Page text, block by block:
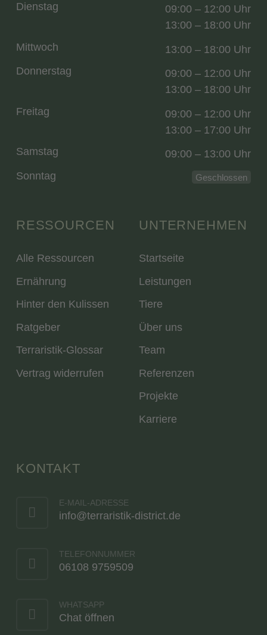
RESSOURCEN
Alle Ressourcen
Ernährung
Hinter den Kulissen
Ratgeber
Terraristik-Glossar
Vertrag widerrufen
UNTERNEHMEN
Startseite
Leistungen
Tiere
Über uns
Team
Referenzen
Projekte
Karriere
KONTAKT
E-MAIL-ADRESSE
info@terraristik-district.de
TELEFONNUMMER
06108 9759509
WHATSAPP
Chat öffnen
Dienstag
09:00 – 12:00 Uhr
13:00 – 18:00 Uhr
Mittwoch
13:00 – 18:00 Uhr
Donnerstag
09:00 – 12:00 Uhr
13:00 – 18:00 Uhr
Freitag
09:00 – 12:00 Uhr
13:00 – 17:00 Uhr
Samstag
09:00 – 13:00 Uhr
Sonntag
Geschlossen